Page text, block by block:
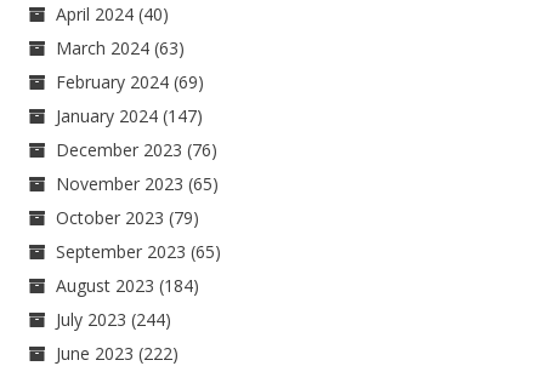
April 2024 (40)
March 2024 (63)
February 2024 (69)
January 2024 (147)
December 2023 (76)
November 2023 (65)
October 2023 (79)
September 2023 (65)
August 2023 (184)
July 2023 (244)
June 2023 (222)